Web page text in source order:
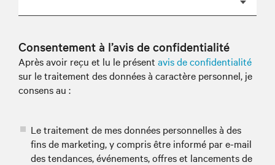
Consentement à l’avis de confidentialité
Après avoir reçu et lu le présent avis de confidentialité
sur le traitement des données à caractère personnel, je
consens au :
Le traitement de mes données personnelles à des
fins de marketing, y compris être informé par e-mail
des tendances, événements, offres et lancements de